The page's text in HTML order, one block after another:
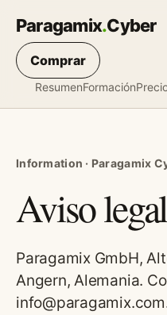
Paragamix.Cyber
ResumenFormación
Comprar
Information · Paragamix
Aviso
Paragamix GmbH,
Angern, Alemania.